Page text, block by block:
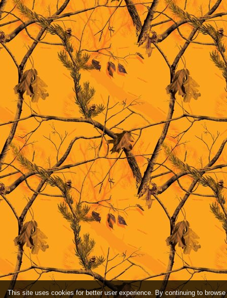
This site uses cookies for better user experience. By continuing to